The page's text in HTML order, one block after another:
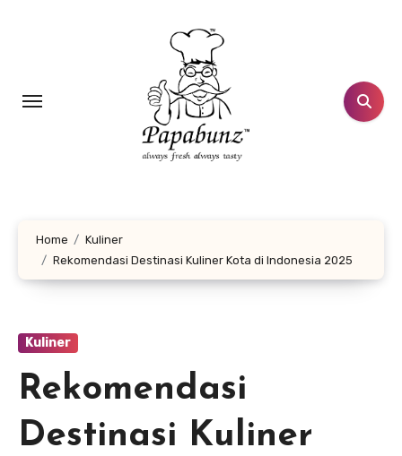
Home
Kuliner
Rekomendasi Destinasi Kuliner Kota di Indonesia 2025
Kuliner
Rekomendasi
Destinasi Kuliner